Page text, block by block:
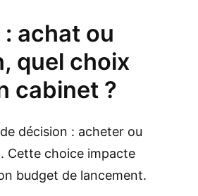
achat ou
quel choix
cabinet ?
décision : acheter ou
Cette choice impacte
budget de lancement.